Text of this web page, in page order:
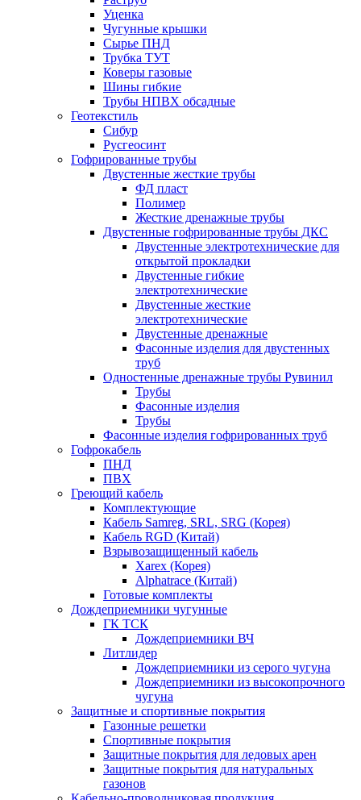
Уценка
Чугунные крышки
Сырье ПНД
Трубка ТУТ
Коверы газовые
Шины гибкие
Трубы НПВХ обсадные
Геотекстиль
Сибур
Русгеосинт
Гофрированные трубы
Двустенные жесткие трубы
ФД пласт
Полимер
Жесткие дренажные трубы
Двустенные гофрированные трубы ДКС
Двустенные электротехнические для
открытой прокладки
Двустенные гибкие
электротехнические
Двустенные жесткие
электротехнические
Двустенные дренажные
Фасонные изделия для двустенных
труб
Одностенные дренажные трубы Рувинил
Трубы
Фасонные изделия
Трубы
Фасонные изделия гофрированных труб
Гофрокабель
ПНД
ПВХ
Греющий кабель
Комплектующие
Кабель Samreg, SRL, SRG (Корея)
Кабель RGD (Китай)
Взрывозащищенный кабель
Xarex (Корея)
Alphatrace (Китай)
Готовые комплекты
Дождеприемники чугунные
ГК ТСК
Дождеприемники ВЧ
Литлидер
Дождеприемники из серого чугуна
Дождеприемники из высокопрочного
чугуна
Защитные и спортивные покрытия
Газонные решетки
Спортивные покрытия
Защитные покрытия для ледовых арен
Защитные покрытия для натуральных
газонов